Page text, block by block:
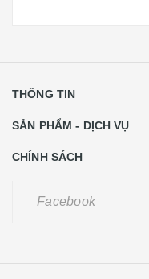
THÔNG TIN
SẢN PHẨM - DỊCH VỤ
CHÍNH SÁCH
Facebook